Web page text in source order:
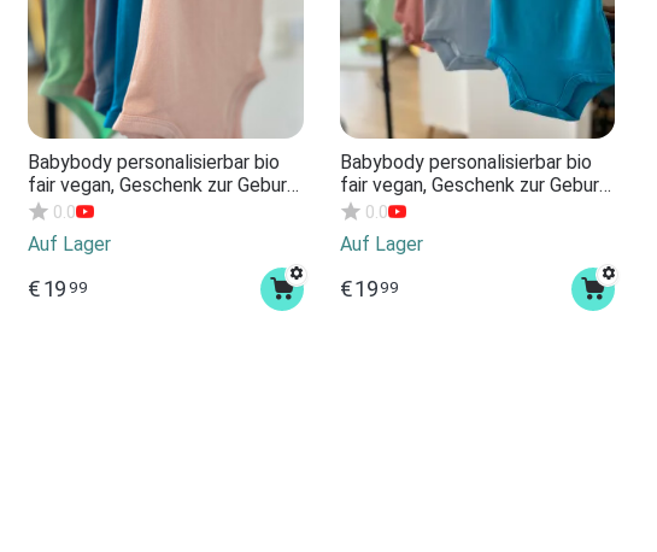
Babybody personalisierbar bio
fair vegan, Geschenk zur Geburt
Babygeschenk personalisierbar.
Verschiedene Farben Bodysuit
unisex mit Text
0.0
Auf Lager
€1999
Babybody personalisierbar bio
fair vegan, Geschenk zur Geburt
Babygeschenk personalisierbar.
Verschiedene Farben Bodysuit
unisex mit Name
0.0
Auf Lager
€1999